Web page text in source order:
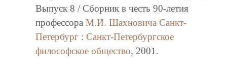
Выпуск 8 / Сборник в честь 90-летия
профессора М.И. Шахновича Санкт-
Петербург : Санкт-Петербургское
философское общество, 2001.